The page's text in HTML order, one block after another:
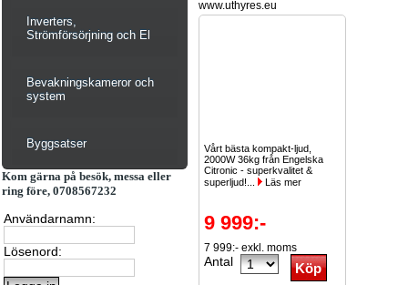
Inverters,
Strömförsörjning och El
Bevakningskameror och
system
Byggsatser
Kom gärna på besök, messa eller
ring före, 0708567232
Användarnamn:
Lösenord:
www.uthyres.eu
Vårt bästa kompakt-ljud,
2000W 36kg från Engelska
Citronic - superkvalitet &
superljud!...
Läs mer
9 999:-
7 999:- exkl. moms
Antal